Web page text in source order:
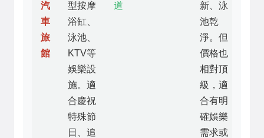
汽
車
旅
館
型按摩
浴缸、
泳池、
KTV等
娛樂設
施。適
合慶祝
特殊節
日、追
道
新、泳
池乾
淨。但
價格也
相對頂
級，適
合有明
確娛樂
需求或